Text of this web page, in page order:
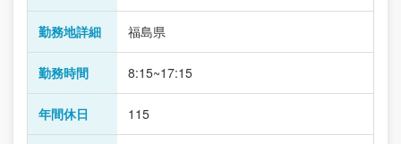
勤務地詳細 福島県
勤務時間 8:15~17:15
年間休日 115